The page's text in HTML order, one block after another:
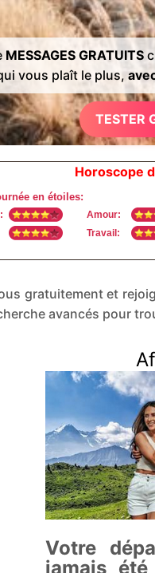
MESSAGES GRATUITS
vous plaît le plus,
TESTER
Horoscope
gratuitement et
avancés pour
Votre
jamais